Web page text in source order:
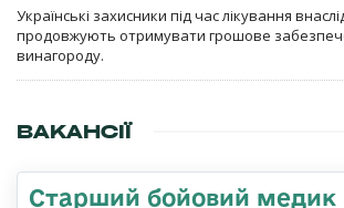
Українські захисники під час лікування
продовжують отримувати грошове
винагороду.
ВАКАНСІЇ
Старший бойовий медик